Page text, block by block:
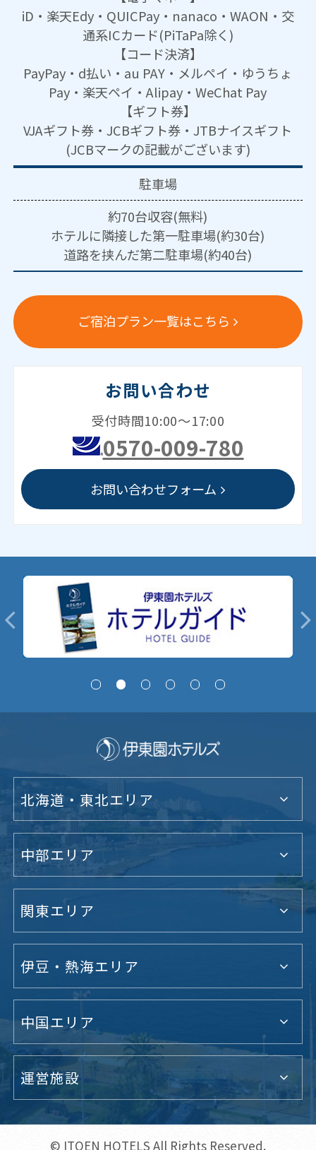
iD・楽天Edy・QUICPay・nanaco・WAON・交
通系ICカード(PiTaPa除く)
【コード決済】
PayPay・d払い・au PAY・メルペイ・ゆうちょ
Pay・楽天ペイ・Alipay・WeChat Pay
【ギフト券】
VJAギフト券・JCBギフト券・JTBナイスギフト
(JCBマークの記載がございます)
駐車場
約70台収容(無料)
ホテルに隣接した第一駐車場(約30台)
道路を挟んだ第二駐車場(約40台)
ご宿泊プラン一覧はこちら
お問い合わせ
受付時間10:00～17:00
0570-009-780
お問い合わせフォーム
北海道・東北エリア
中部エリア
関東エリア
伊豆・熱海エリア
中国エリア
運営施設
© ITOEN HOTELS All Rights Reserved.